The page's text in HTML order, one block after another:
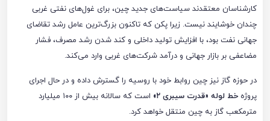
کارشناسان معتقدند سیاست‌های جدید چین، برای غول‌های نفتی غربی
چندان خوشایند نیست. زیرا پکن که تاکنون بزرگ‌ترین عامل رشد تقاضای
جهانی نفت بود، با افزایش تولید داخلی و کند شدن رشد مصرف، فشار
مضاعفی بر بازار جهانی و درآمد شرکت‌های غربی وارد می‌کند.
در حوزه گاز نیز چین روابط خود با روسیه را گسترش داده و در حال اجرای
پروژه خط لوله «قدرت سیبری ۲»
است که سالانه بیش از ۱۰۰ میلیارد
مترمکعب گاز به چین منتقل خواهد کرد.